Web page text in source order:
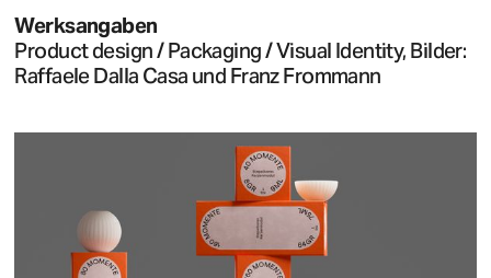
Werksangaben
Product design / Packaging / Visual Identity, Bilder:
Raffaele Dalla Casa und Franz Frommann